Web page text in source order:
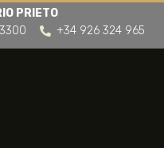
PRIETO
+34 926 324 965